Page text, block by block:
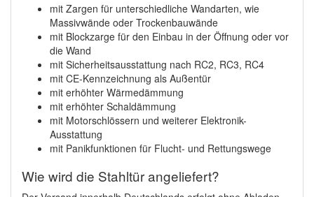
mit Zargen für unterschiedliche Wandarten, wie
Massivwände oder Trockenbauwände
mit Blockzarge für den Einbau in der Öffnung oder vor
die Wand
mit Sicherheitsausstattung nach RC2, RC3, RC4
mit CE-Kennzeichnung als Außentür
mit erhöhter Wärmedämmung
mit erhöhter Schaldämmung
mit Motorschlössern und weiterer Elektronik-
Ausstattung
mit Panikfunktionen für Flucht- und Rettungswege
Wie wird die Stahltür angeliefert?